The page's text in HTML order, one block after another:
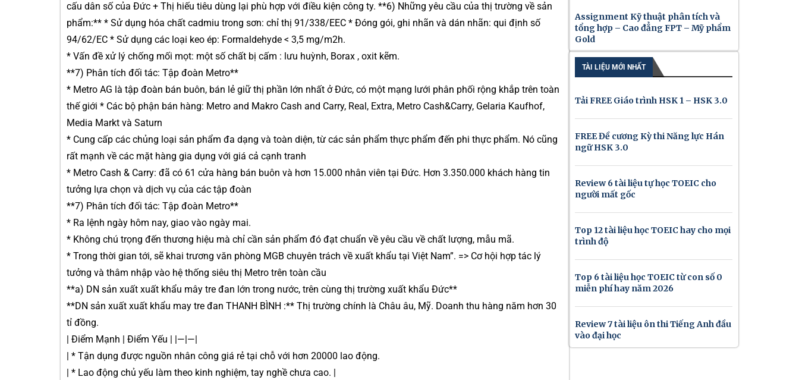
cấu dân số của Đức + Thị hiếu tiêu dùng lại phù hợp với điều kiện công ty. **6) Những yêu cầu của thị trường về sản
phẩm:** * Sử dụng hóa chất cadmiu trong sơn: chỉ thị 91/338/EEC * Đóng gói, ghi nhãn và dán nhãn: qui định số
94/62/EC * Sử dụng các loại keo ép: Formaldehyde < 3,5 mg/m2h.
* Vấn đề xử lý chống mối mọt: một số chất bị cấm : lưu huỳnh, Borax , oxit kẽm.
**7) Phân tích đối tác: Tập đoàn Metro**
* Metro AG là tập đoàn bán buôn, bán lẻ giữ thị phần lớn nhất ở Đức, có một mạng lưới phân phối rộng khắp trên toàn
thế giới * Các bộ phận bán hàng: Metro and Makro Cash and Carry, Real, Extra, Metro Cash&Carry, Gelaria Kaufhof,
Media Markt và Saturn
* Cung cấp các chủng loại sản phẩm đa dạng và toàn diện, từ các sản phẩm thực phẩm đến phi thực phẩm. Nó cũng
rất mạnh về các mặt hàng gia dụng với giá cả cạnh tranh
* Metro Cash & Carry: đã có 61 cửa hàng bán buôn và hơn 15.000 nhân viên tại Đức. Hơn 3.350.000 khách hàng tin
tưởng lựa chọn và dịch vụ của các tập đoàn
**7) Phân tích đối tác: Tập đoàn Metro**
* Ra lệnh ngày hôm nay, giao vào ngày mai.
* Không chú trọng đến thương hiệu mà chỉ cần sản phẩm đó đạt chuẩn về yêu cầu về chất lượng, mẫu mã.
* Trong thời gian tới, sẽ khai trương văn phòng MGB chuyên trách về xuất khẩu tại Việt Nam”. => Cơ hội hợp tác lý
tưởng và thâm nhập vào hệ thống siêu thị Metro trên toàn cầu
**a) DN sản xuất xuất khẩu mây tre đan lớn trong nước, trên cùng thị trường xuất khẩu Đức**
**DN sản xuất xuất khẩu may tre đan THANH BÌNH :** Thị trường chính là Châu âu, Mỹ. Doanh thu hàng năm hơn 30
tỉ đồng.
| Điểm Mạnh | Điểm Yếu | |—|—|
| * Tận dụng được nguồn nhân công giá rẻ tại chỗ với hơn 20000 lao động.
| * Lao động chủ yếu làm theo kinh nghiệm, tay nghề chưa cao. |
Assignment Kỹ thuật phân tích và
tổng hợp – Cao đẳng FPT – Mỹ phẩm
Gold
TÀI LIỆU MỚI NHẤT
Tải FREE Giáo trình HSK 1 – HSK 3.0
FREE Đề cương Kỳ thi Năng lực Hán
ngữ HSK 3.0
Review 6 tài liệu tự học TOEIC cho
người mất gốc
Top 12 tài liệu học TOEIC hay cho mọi
trình độ
Top 6 tài liệu học TOEIC từ con số 0
miễn phí hay năm 2026
Review 7 tài liệu ôn thi Tiếng Anh đầu
vào đại học